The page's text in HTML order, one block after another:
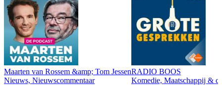
Maarten van Rossem &amp; Tom Jessen
Nieuws, Nieuwscommentaar
RADIO BOOS
Komedie, Maatschappij &